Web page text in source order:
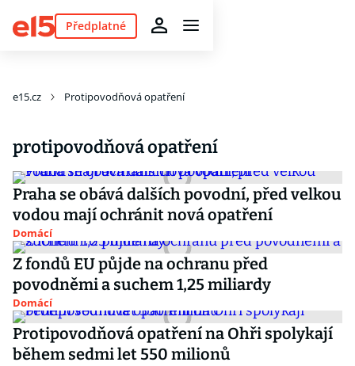
Předplatné
e15.cz Protipovodňová opatření
protipovodňová opatření
Praha se obává dalších povodní, před velkou
vodou mají ochránit nová opatření
Domácí
Z fondů EU půjde na ochranu před
povodněmi a suchem 1,25 miliardy
Domácí
Protipovodňová opatření na Ohři spolykají
během sedmi let 550 milionů